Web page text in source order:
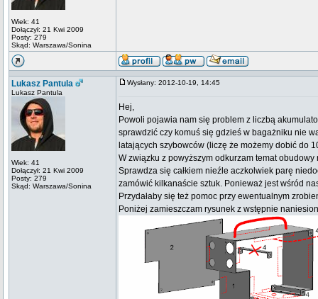
Wiek: 41
Dołączył: 21 Kwi 2009
Posty: 279
Skąd: Warszawa/Sonina
Lukasz Pantula
Lukasz Pantula
Wiek: 41
Dołączył: 21 Kwi 2009
Posty: 279
Skąd: Warszawa/Sonina
Wysłany: 2012-10-19, 14:45
Hej,
Powoli pojawia nam się problem z liczbą
sprawdzić czy komuś się gdzieś w bagażniku nie
latających szybowców (liczę że możemy dobić do
W związku z powyższym odkurzam temat
Sprawdza się całkiem nieźle aczkolwiek parę
zamówić kilkanaście sztuk. Ponieważ jest wśród
Przydałaby się też pomoc przy ewentualnym
Poniżej zamieszczam rysunek z wstępnie